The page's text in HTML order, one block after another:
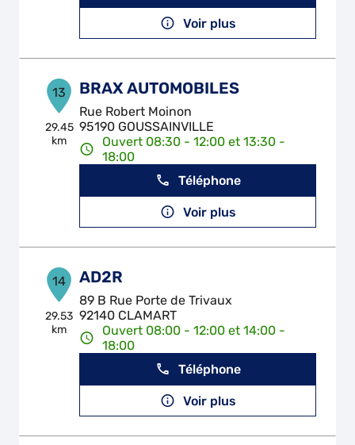
Voir plus
13
29.45
km
BRAX AUTOMOBILES
Rue Robert Moinon
95190 GOUSSAINVILLE
Ouvert 08:30 - 12:00 et 13:30 -
18:00
Téléphone
Voir plus
14
29.53
km
AD2R
89 B Rue Porte de Trivaux
92140 CLAMART
Ouvert 08:00 - 12:00 et 14:00 -
18:00
Téléphone
Voir plus